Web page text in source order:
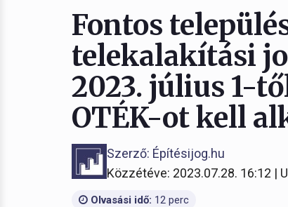
Fontos
telekalakítási
2023. július 1-
OTÉK-ot kell
Szerző: Építésijog.hu
Közzétéve: 2023.07.28. 16:12 |
Olvasási idő: 12 perc